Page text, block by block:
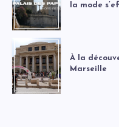
la mode
À la
Marseille